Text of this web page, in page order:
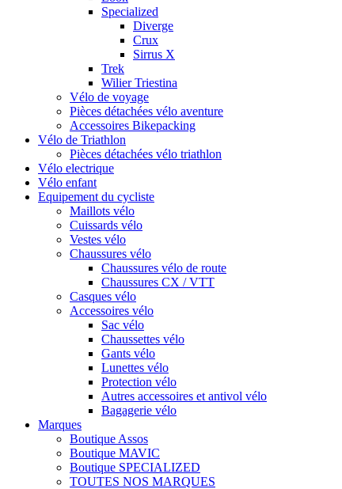
Specialized
Diverge
Crux
Sirrus X
Trek
Wilier Triestina
Vélo de voyage
Pièces détachées vélo aventure
Accessoires Bikepacking
Vélo de Triathlon
Pièces détachées vélo triathlon
Vélo electrique
Vélo enfant
Equipement du cycliste
Maillots vélo
Cuissards vélo
Vestes vélo
Chaussures vélo
Chaussures vélo de route
Chaussures CX / VTT
Casques vélo
Accessoires vélo
Sac vélo
Chaussettes vélo
Gants vélo
Lunettes vélo
Protection vélo
Autres accessoires et antivol vélo
Bagagerie vélo
Marques
Boutique Assos
Boutique MAVIC
Boutique SPECIALIZED
TOUTES NOS MARQUES